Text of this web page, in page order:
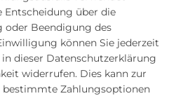
Entscheidung über die
Beendigung des
können Sie jederzeit
dieser Datenschutzerklärung
widerrufen. Dies kann zur
bestimmte Zahlungsoptionen